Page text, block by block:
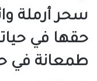
سحر أرملة
حقها في
طمعانة في